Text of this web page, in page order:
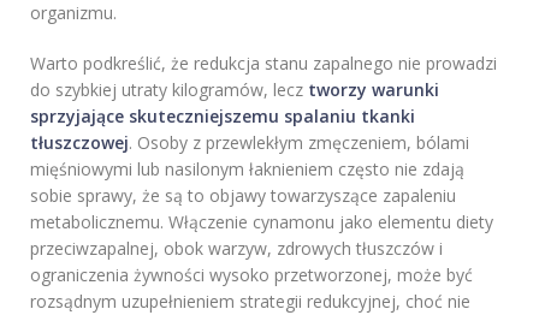
organizmu.
Warto podkreślić, że redukcja stanu zapalnego nie prowadzi
do szybkiej utraty kilogramów, lecz tworzy warunki
sprzyjające skuteczniejszemu spalaniu tkanki
tłuszczowej. Osoby z przewlekłym zmęczeniem, bólami
mięśniowymi lub nasilonym łaknieniem często nie zdają
sobie sprawy, że są to objawy towarzyszące zapaleniu
metabolicznemu. Włączenie cynamonu jako elementu diety
przeciwzapalnej, obok warzyw, zdrowych tłuszczów i
ograniczenia żywności wysoko przetworzonej, może być
rozsądnym uzupełnieniem strategii redukcyjnej, choć nie